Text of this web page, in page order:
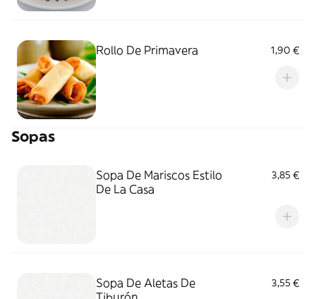
Rollo De Primavera 1,90 €
Sopas
Sopa De Mariscos Estilo
De La Casa
3,85 €
Sopa De Aletas De
3,55 €